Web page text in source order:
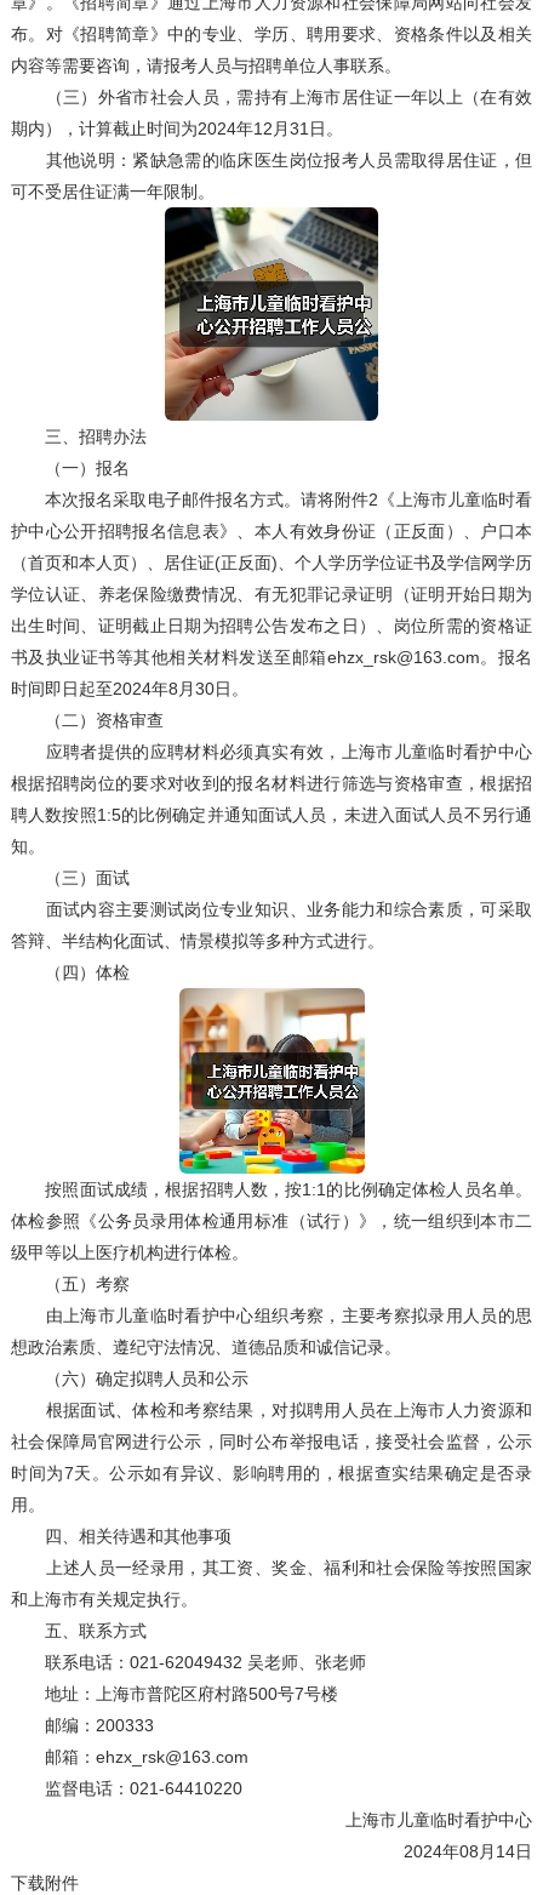
布。对《招聘简章》中的专业、学历、聘用要求、资格条件以及相关
内容等需要咨询，请报考人员与招聘单位人事联系。
（三）外省市社会人员，需持有上海市居住证一年以上（在有效
期内），计算截止时间为2024年12月31日。
其他说明：紧缺急需的临床医生岗位报考人员需取得居住证，但
可不受居住证满一年限制。
三、招聘办法
（一）报名
本次报名采取电子邮件报名方式。请将附件2《上海市儿童临时看
护中心公开招聘报名信息表》、本人有效身份证（正反面）、户口本
（首页和本人页）、居住证(正反面)、个人学历学位证书及学信网学历
学位认证、养老保险缴费情况、有无犯罪记录证明（证明开始日期为
出生时间、证明截止日期为招聘公告发布之日）、岗位所需的资格证
书及执业证书等其他相关材料发送至邮箱ehzx_rsk@163.com。报名
时间即日起至2024年8月30日。
（二）资格审查
应聘者提供的应聘材料必须真实有效，上海市儿童临时看护中心
根据招聘岗位的要求对收到的报名材料进行筛选与资格审查，根据招
聘人数按照1:5的比例确定并通知面试人员，未进入面试人员不另行通
知。
（三）面试
面试内容主要测试岗位专业知识、业务能力和综合素质，可采取
答辩、半结构化面试、情景模拟等多种方式进行。
（四）体检
按照面试成绩，根据招聘人数，按1:1的比例确定体检人员名单。
体检参照《公务员录用体检通用标准（试行）》，统一组织到本市二
级甲等以上医疗机构进行体检。
（五）考察
由上海市儿童临时看护中心组织考察，主要考察拟录用人员的思
想政治素质、遵纪守法情况、道德品质和诚信记录。
（六）确定拟聘人员和公示
根据面试、体检和考察结果，对拟聘用人员在上海市人力资源和
社会保障局官网进行公示，同时公布举报电话，接受社会监督，公示
时间为7天。公示如有异议、影响聘用的，根据查实结果确定是否录
用。
四、相关待遇和其他事项
上述人员一经录用，其工资、奖金、福利和社会保险等按照国家
和上海市有关规定执行。
五、联系方式
联系电话：021-62049432 吴老师、张老师
地址：上海市普陀区府村路500号7号楼
邮编：200333
邮箱：ehzx_rsk@163.com
监督电话：021-64410220
上海市儿童临时看护中心
2024年08月14日
下载附件